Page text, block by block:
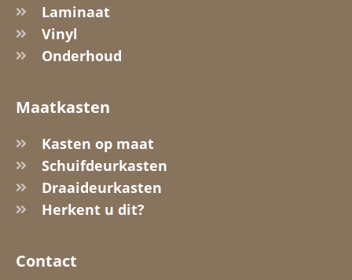
Laminaat
Vinyl
Onderhoud
Maatkasten
Kasten op maat
Schuifdeurkasten
Draaideurkasten
Herkent u dit?
Contact